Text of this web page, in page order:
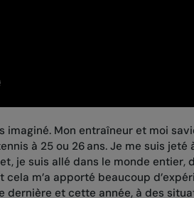
imaginé. Mon entraîneur et moi
à 25 ou 26 ans. Je me suis jeté à
je suis allé dans le monde entier,
m’a apporté beaucoup
dernière et cette année, à des